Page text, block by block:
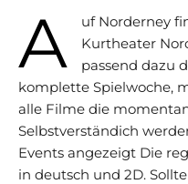
A
uf Norderney
Kurtheater
passend dazu
komplette Spielwoche,
alle Filme die
Selbstverständich
Events angezeigt Die
in deutsch und 2D.